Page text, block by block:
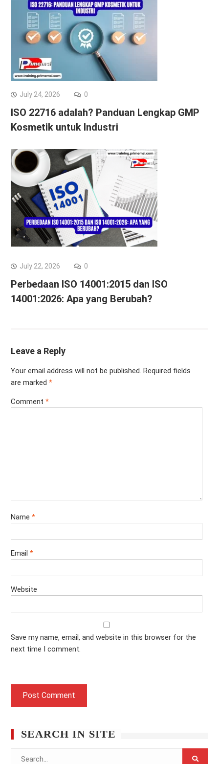
July 24, 2026 0
ISO 22716 adalah? Panduan Lengkap GMP
Kosmetik untuk Industri
July 22, 2026 0
Perbedaan ISO 14001:2015 dan ISO
14001:2026: Apa yang Berubah?
Leave a Reply
Your email address will not be published. Required fields
are marked *
Comment *
Name *
Email *
Website
Save my name, email, and website in this browser for the
next time I comment.
SEARCH IN SITE